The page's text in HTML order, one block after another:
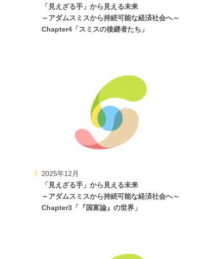
「見えざる手」から見える未来
～アダムスミスから持続可能な経済社会へ～
Chapter4「スミスの後継者たち」
2025年12月
「見えざる手」から見える未来
～アダムスミスから持続可能な経済社会へ～
Chapter3「『国富論』の世界」